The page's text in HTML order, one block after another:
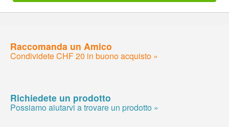
Raccomanda un Amico
Condividete CHF 20 in buono acquisto »
Richiedete un prodotto
Possiamo aiutarvi a trovare un prodotto »